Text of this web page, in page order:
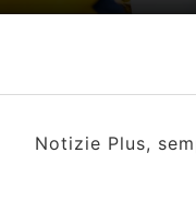
Notizie Plus,